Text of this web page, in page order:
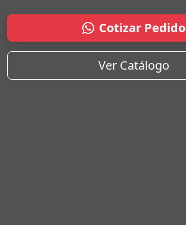
Cotizar Pedido
Ver Catálogo